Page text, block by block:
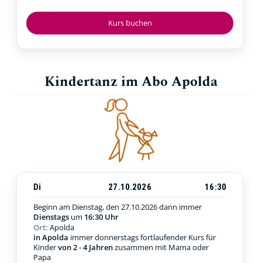
Kurs buchen
Kindertanz im Abo Apolda
Di 27.10.2026
16:30
Beginn am Dienstag, den 27.10.2026dann immer
Dienstags um 16:30 Uhr
Ort: Apolda
in Apolda immer donnerstags fortlaufender Kurs für
Kindervon 2 - 4 Jahrenzusammen mit Mama oder
Papa